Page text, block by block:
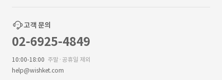
고객 문의
02-6925-4849
10:00-18:00 주말·공휴일 제외
help@wishket.com